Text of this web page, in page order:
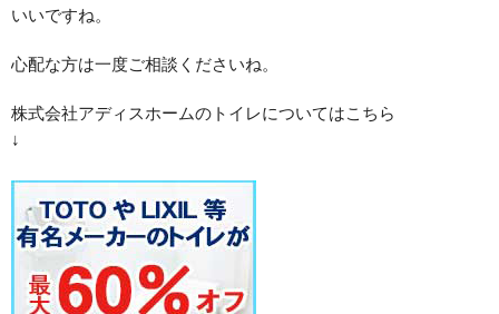
いいですね。
心配な方は一度ご相談くださいね。
株式会社アディスホームのトイレについてはこちら
↓